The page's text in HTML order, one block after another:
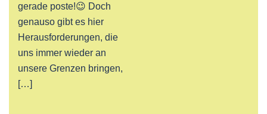
gerade poste!😉 Doch
genauso gibt es hier
Herausforderungen, die
uns immer wieder an
unsere Grenzen bringen,
[…]